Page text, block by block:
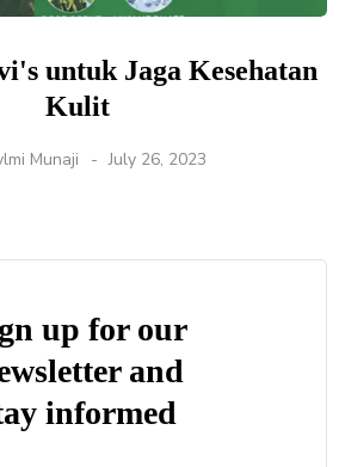
untuk Jaga Kesehatan
Kulit
Munaji July 26, 2023
up for our
and
informed